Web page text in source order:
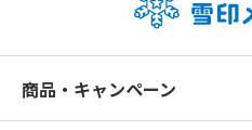
商品・キャンペーン